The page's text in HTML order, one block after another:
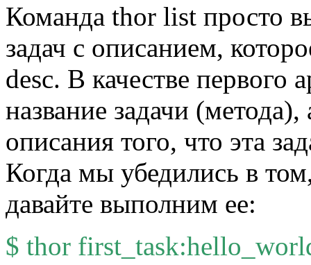
Команда thor list просто
задач с описанием,
desc. В качестве первого
название задачи (метода),
описания того, что эта
Когда мы убедились в
давайте выполним ее:
$ thor